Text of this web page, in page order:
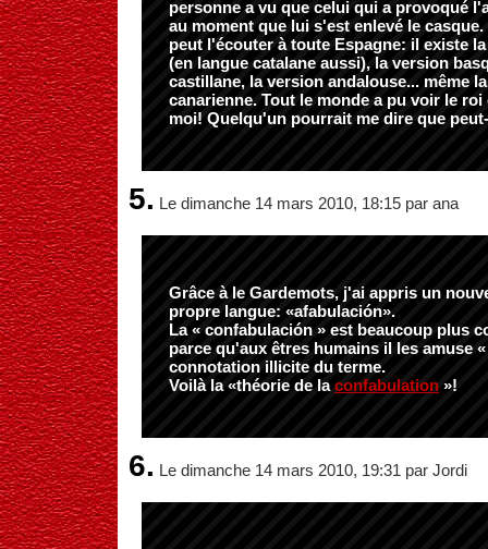
personne a vu que celui qui a provoqué
au moment que lui s'est enlevé le
peut l'écouter à toute Espagne: il existe
(en langue catalane aussi), la version
castillane, la version andalouse... même
canarienne. Tout le monde a pu voir le
moi! Quelqu'un pourrait me dire que
5. Le dimanche 14 mars 2010, 18:15 par ana
Grâce à le Gardemots, j'ai appris un
propre langue: «afabulación».
La « confabulación » est beaucoup plus
parce qu'aux êtres humains il les amuse
connotation illicite du terme.
Voilà la «théorie de laconfabulation »!
6. Le dimanche 14 mars 2010, 19:31 par Jordi